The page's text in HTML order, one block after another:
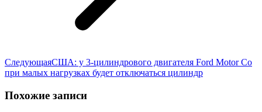
СледующаяСледующая
запись:
США: у 3-цилиндрового двигателя Ford Motor Co
при малых нагрузках будет отключаться цилиндр
Похожие записи